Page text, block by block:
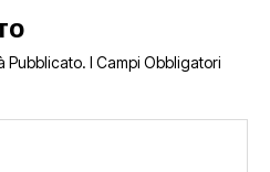
Pubblicato. I Campi Obbligatori